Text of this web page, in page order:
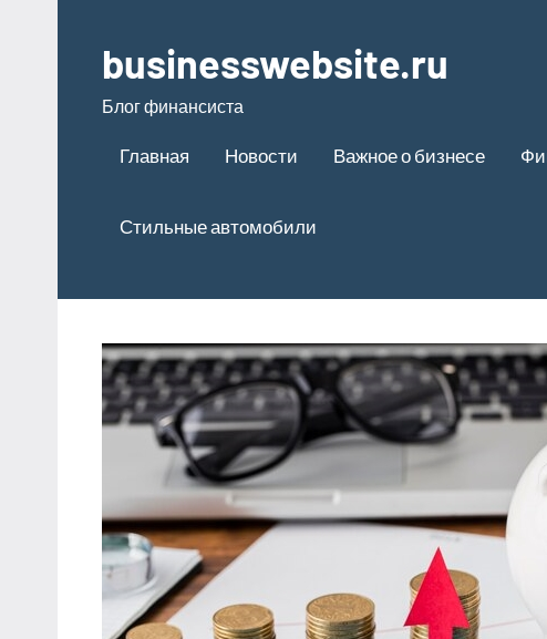
содержимому
businesswebsite.ru
Блог финансиста
Главная Новости Важное о бизнесе
Стильные автомобили